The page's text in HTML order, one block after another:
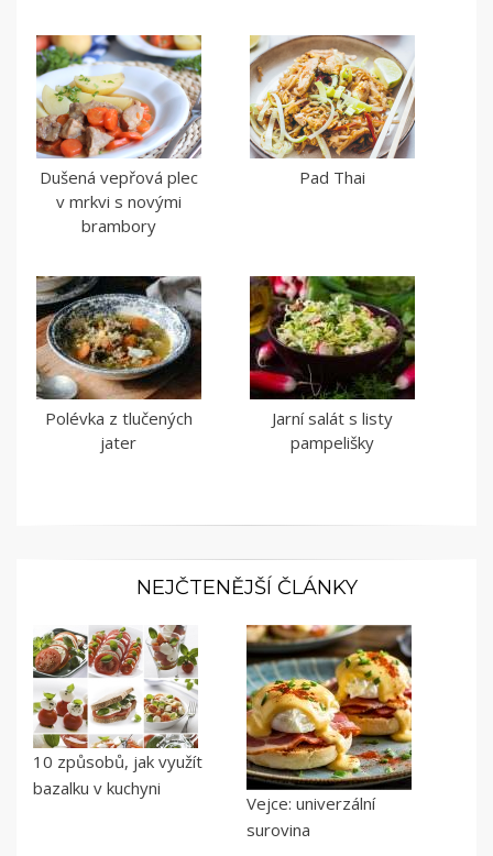
Dušená vepřová plec
v mrkvi s novými
brambory
Pad Thai
Polévka z tlučených
jater
Jarní salát s listy
pampelišky
NEJČTENĚJŠÍ ČLÁNKY
10 způsobů, jak využít
bazalku v kuchyni
Vejce: univerzální
surovina